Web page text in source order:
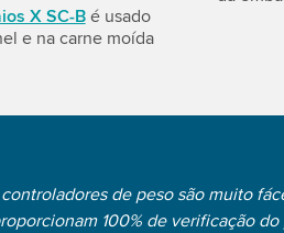
X SC-Bé usado
e na carne moída
controladores de peso são muito
100% de verificação